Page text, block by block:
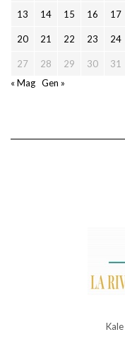
13 14 15 16 17
20 21 22 23 24
27 28 29 30
31
« Mag Gen »
Kale